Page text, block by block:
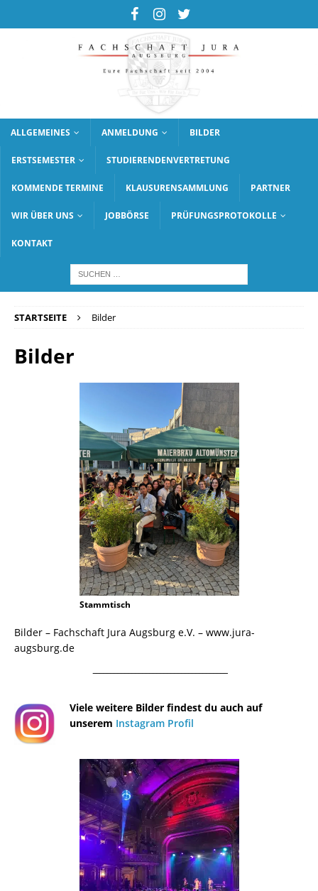
ALLGEMEINES ANMELDUNG BILDER
ERSTSEMESTER STUDIERENDENVERTRETUNG
KOMMENDE TERMINE KLAUSURENSAMMLUNG PARTNER
WIR ÜBER UNS JOBBÖRSE PRÜFUNGSPROTOKOLLE
KONTAKT
STARTSEITE Bilder
Bilder
Stammtisch
Bilder – Fachschaft Jura Augsburg e.V. – www.jura-
augsburg.de
¯¯¯¯¯¯¯¯¯¯¯¯¯¯¯¯¯¯¯¯¯¯¯¯¯¯¯¯¯¯¯¯¯¯¯¯¯¯
Viele weitere Bilder findest du auch auf
unserem Instagram Profil